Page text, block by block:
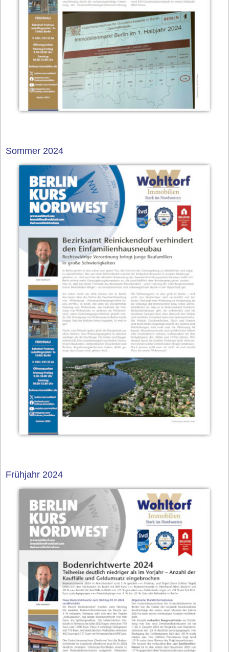
Sommer 2024
Frühjahr 2024